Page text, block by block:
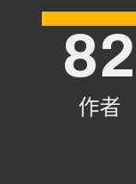
作者
82